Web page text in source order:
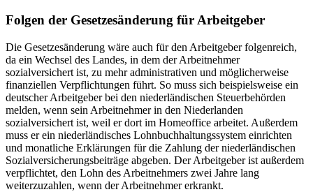
Folgen der Gesetzesänderung für Arbeitgeber
Die Gesetzesänderung wäre auch für den Arbeitgeber folgenreich,
da ein Wechsel des Landes, in dem der Arbeitnehmer
sozialversichert ist, zu mehr administrativen und möglicherweise
finanziellen Verpflichtungen führt. So muss sich beispielsweise ein
deutscher Arbeitgeber bei den niederländischen Steuerbehörden
melden, wenn sein Arbeitnehmer in den Niederlanden
sozialversichert ist, weil er dort im Homeoffice arbeitet. Außerdem
muss er ein niederländisches Lohnbuchhaltungssystem einrichten
und monatliche Erklärungen für die Zahlung der niederländischen
Sozialversicherungsbeiträge abgeben. Der Arbeitgeber ist außerdem
verpflichtet, den Lohn des Arbeitnehmers zwei Jahre lang
weiterzuzahlen, wenn der Arbeitnehmer erkrankt.